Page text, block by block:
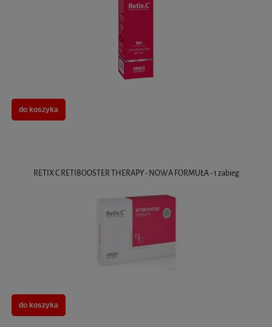
do koszyka
RETIX C RETIBOOSTER THERAPY - NOWA FORMUŁA - 1 zabieg
do koszyka